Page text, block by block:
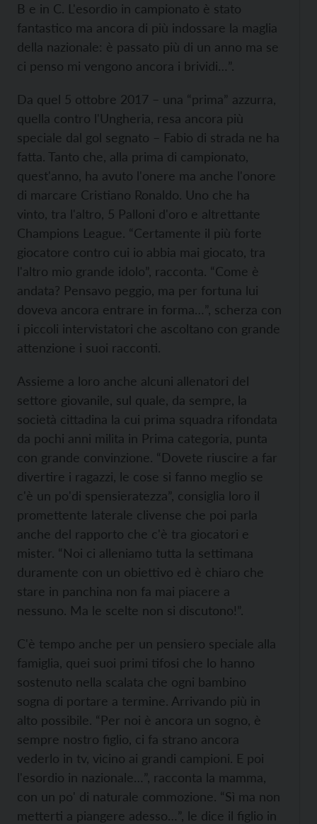
B e in C. L'esordio in campionato è stato
fantastico ma ancora di più indossare la maglia
della nazionale: è passato più di un anno ma se
ci penso mi vengono ancora i brividi…”.
Da quel 5 ottobre 2017 – una “prima” azzurra,
quella contro l'Ungheria, resa ancora più
speciale dal gol segnato – Fabio di strada ne ha
fatta. Tanto che, alla prima di campionato,
quest'anno, ha avuto l'onere ma anche l'onore
di marcare Cristiano Ronaldo. Uno che ha
vinto, tra l'altro, 5 Palloni d'oro e altrettante
Champions League. “Certamente il più forte
giocatore contro cui io abbia mai giocato, tra
l'altro mio grande idolo”, racconta. “Come è
andata? Pensavo peggio, ma per fortuna lui
doveva ancora entrare in forma…”, scherza con
i piccoli intervistatori che ascoltano con grande
attenzione i suoi racconti.
Assieme a loro anche alcuni allenatori del
settore giovanile, sul quale, da sempre, la
società cittadina la cui prima squadra rifondata
da pochi anni milita in Prima categoria, punta
con grande convinzione. “Dovete riuscire a far
divertire i ragazzi, le cose si fanno meglio se
c'è un po'di spensieratezza”, consiglia loro il
promettente laterale clivense che poi parla
anche del rapporto che c'è tra giocatori e
mister. “Noi ci alleniamo tutta la settimana
duramente con un obiettivo ed è chiaro che
stare in panchina non fa mai piacere a
nessuno. Ma le scelte non si discutono!”.
C'è tempo anche per un pensiero speciale alla
famiglia, quei suoi primi tifosi che lo hanno
sostenuto nella scalata che ogni bambino
sogna di portare a termine. Arrivando più in
alto possibile. “Per noi è ancora un sogno, è
sempre nostro figlio, ci fa strano ancora
vederlo in tv, vicino ai grandi campioni. E poi
l'esordio in nazionale…”, racconta la mamma,
con un po' di naturale commozione. “Sì ma non
metterti a piangere adesso…”, le dice il figlio in